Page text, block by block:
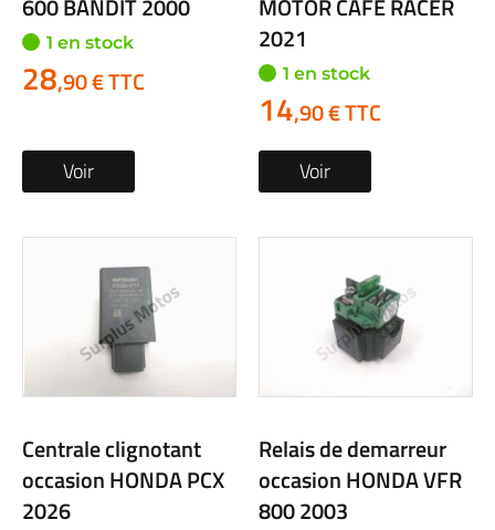
1 en stock
28,90 € TTC
Voir
2021
1 en stock
14,90 € TTC
Voir
Centrale clignotant
occasion HONDA PCX
2026
Relais de demarreur
occasion HONDA VFR
800 2003